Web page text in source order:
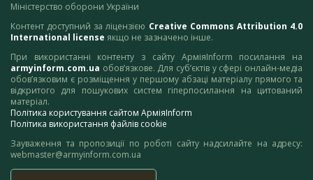
Міністерство оборони України
Контент доступний за ліцензією Creative Commons Attribution 4.0
International license якщо не зазначено інше.
При використанні контенту з сайту АрміяInform посилання на
armyinform.com.ua обов’язкове. Для суб’єктів у сфері онлайн-медіа
обов’язковим є розміщення у першому абзаці матеріалу прямого та
відкритого для пошукових систем гіперпосилання на цитований
матеріал.
Політика користування сайтом АрміяInform
Політика використання файлів cookie
Зауваження та пропозиції по роботі сайту надсилайте на адресу:
webmaster@armyinform.com.ua